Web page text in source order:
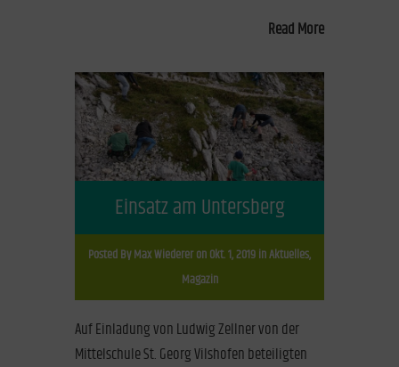
Read More
Einsatz am Untersberg
Posted ByMax Wiedereron Okt. 1, 2019 inAktuelles,
Magazin
Auf Einladung von Ludwig Zellner von der
Mittelschule St. Georg Vilshofen beteiligten